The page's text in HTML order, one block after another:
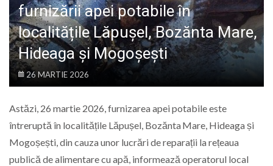
furnizării apei potabile în
localitățile Lăpușel, Bozănta Mare,
Hideaga și Mogoșești
26 MARTIE 2026
Astăzi, 26 martie 2026, furnizarea apei potabile este
întreruptă în localitățile Lăpușel, Bozănta Mare, Hideaga și
Mogoșești, din cauza unor lucrări de reparații la rețeaua
publică de alimentare cu apă, informează operatorul local